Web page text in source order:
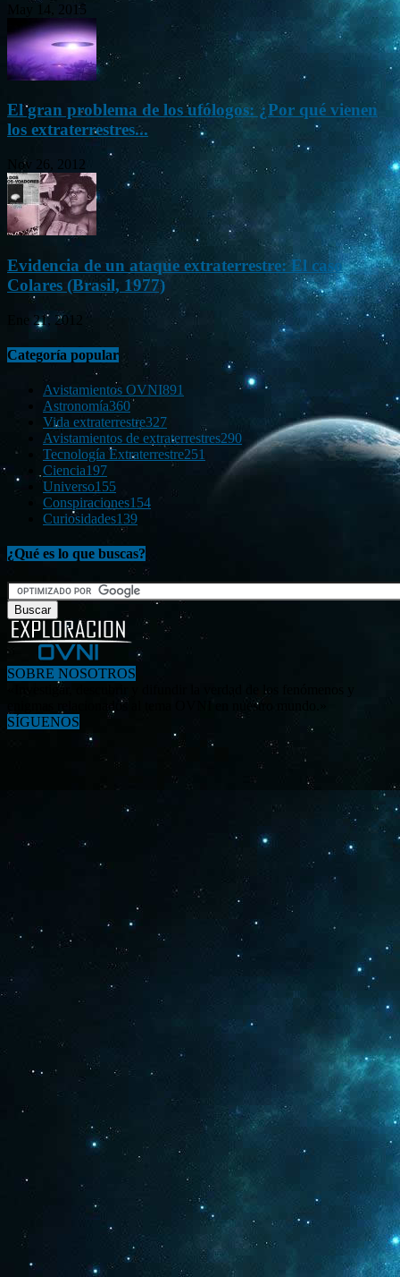
May 14, 2015
El gran problema de los ufólogos: ¿Por qué vienen
los extraterrestres...
Nov 26, 2012
Evidencia de un ataque extraterrestre: El caso
Colares (Brasil, 1977)
Ene 21, 2012
Categoría popular
Avistamientos OVNI891
Astronomía360
Vida extraterrestre327
Avistamientos de extraterrestres290
Tecnología Extraterrestre251
Ciencia197
Universo155
Conspiraciones154
Curiosidades139
¿Qué es lo que buscas?
SOBRE NOSOTROS
«Investigar, descubrir y difundir la verdad de los fenómenos y
enigmas relacionados al tema OVNI en nuestro mundo.»
SÍGUENOS